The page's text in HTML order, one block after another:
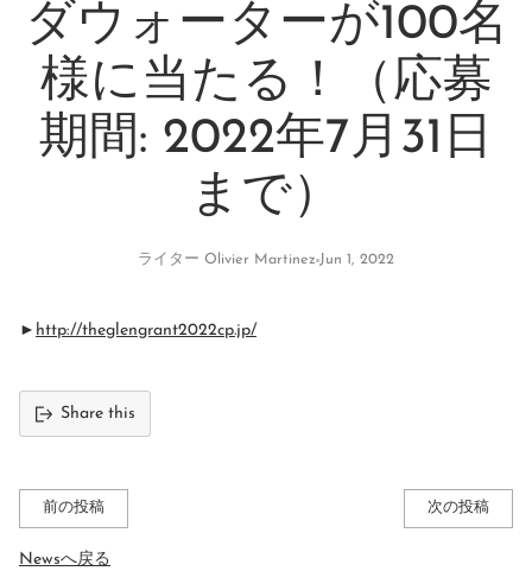
ダウォーターが100名
様に当たる！（応募
期間: 2022年7月31日
まで）
ライター Olivier Martinez Jun 1, 2022
► http://theglengrant2022cp.jp/
Share this
前の投稿 次の投稿
Newsへ戻る